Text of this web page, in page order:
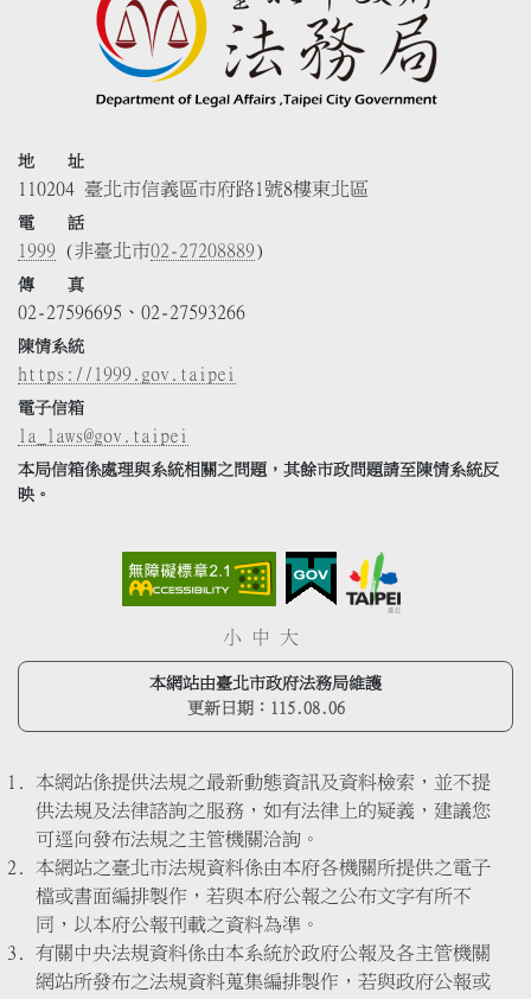
地 址
110204 臺北市信義區市府路1號8樓東北區
電 話
1999 (非臺北市02-27208889)
傳 真
02-27596695、02-27593266
陳情系統
https://1999.gov.taipei
電子信箱
la_laws@gov.taipei
本局信箱係處理與系統相關之問題，其餘市政問題請至陳情系統反
映。
小 中 大
本網站由臺北市政府法務局維護
更新日期： 115.08.06
本網站係提供法規之最新動態資訊及資料檢索，並不提
供法規及法律諮詢之服務，如有法律上的疑義，建議您
可逕向發布法規之主管機關洽詢。
本網站之臺北市法規資料係由本府各機關所提供之電子
檔或書面編排製作，若與本府公報之公布文字有所不
同，以本府公報刊載之資料為準。
有關中央法規資料係由本系統於政府公報及各主管機關
網站所發布之法規資料蒐集編排製作，若與政府公報或